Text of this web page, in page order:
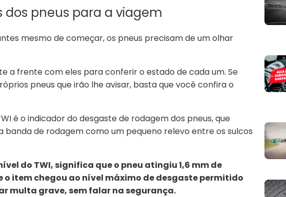
dos pneus para a viagem
mesmo de começar, os pneus precisam de um olhar
a frente com eles para conferir o estado de cada um. Se
pneus que irão lhe avisar, basta que você confira o
é o indicador do desgaste de rodagem dos pneus, que
de rodagem como um pequeno relevo entre os sulcos
do TWI, significa que o pneu atingiu 1,6 mm de
o item chegou ao nível máximo de desgaste permitido
multa grave, sem falar na segurança.